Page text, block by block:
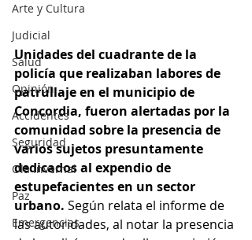
Arte y Cultura
Judicial
Salud
Opinión
Accidentes
Seguridad
Ola Invernal
Paz
Emergencias
Unidades del cuadrante de la
policía que realizaban labores de
patrullaje en el municipio de
Concordia, fueron alertadas por la
comunidad sobre la presencia de
varios sujetos presuntamente
dedicados al expendio de
estupefacientes en un sector
urbano. Según relata el informe de
las autoridades, al notar la presencia